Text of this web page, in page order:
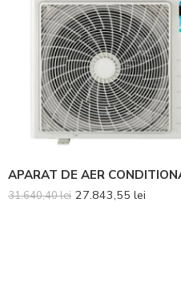
31.640,40lei 27.843,55 lei